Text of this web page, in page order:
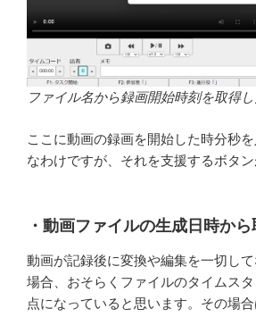
ファイル名から録画開始時刻を取得
ここに動画の録画を開始した時分秒
なわけですが、それを支援するボタン
・動画ファイルの生成日時から
動画が記録後に変換や編集を一切し
場合、おそらくファイルのタイムス
点になっていると思います。その場